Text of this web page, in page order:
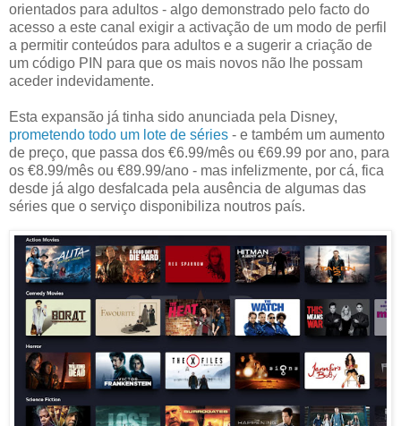
orientados para adultos - algo demonstrado pelo facto do
acesso a este canal exigir a activação de um modo de perfil
a permitir conteúdos para adultos e a sugerir a criação de
um código PIN para que os mais novos não lhe possam
aceder indevidamente.
Esta expansão já tinha sido anunciada pela Disney,
prometendo todo um lote de séries - e também um aumento
de preço, que passa dos €6.99/mês ou €69.99 por ano, para
os €8.99/mês ou €89.99/ano - mas infelizmente, por cá, fica
desde já algo desfalcada pela ausência de algumas das
séries que o serviço disponibiliza noutros país.